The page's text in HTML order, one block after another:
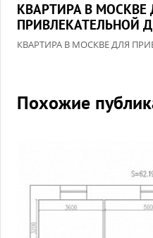
КВАРТИРА В МОСКВЕ
ПРИВЛЕКАТЕЛЬНОЙ
КВАРТИРА В МОСКВЕ ДЛЯ
Похожие